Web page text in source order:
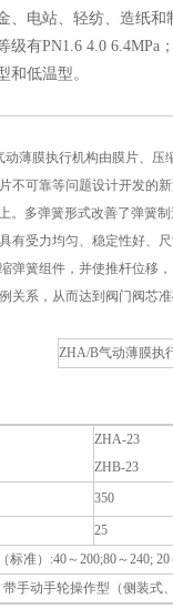
、电站、轻纺、造纸
有PN1.6 4.0
和低温型。
动薄膜执行机构由膜片、
不可靠等问题设计开发的
。多弹簧形式改善了弹
有受力均匀、稳定性好、
弹簧组件，并使推杆位移
关系，从而达到阀门阀芯准
ZHA/B气动薄膜执
ZHA-23
ZHB-23
350
25
标准）:40～200;80～240; 20
手动手轮操作型（侧装式